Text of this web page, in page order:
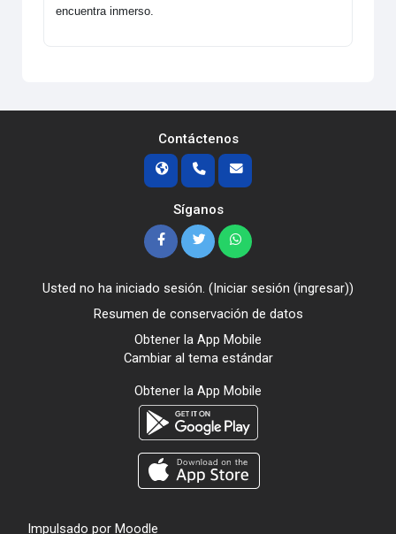
encuentra inmerso.
Contáctenos
Síganos
Usted no ha iniciado sesión. (Iniciar sesión (ingresar))
Resumen de conservación de datos
Obtener la App Mobile
Cambiar al tema estándar
Obtener la App Mobile
Impulsado por Moodle